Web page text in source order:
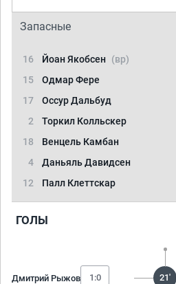
Запасные
16 Йоан Якобсен
(вр)
15
Одмар Фере
17
Оссур Дальбуд
2
Торкил Колльскер
18
Венцель Камбан
4
Даньяль Давидсен
12
Палл Клеттскар
ГОЛЫ
Дмитрий Рыжов 1:0 21'